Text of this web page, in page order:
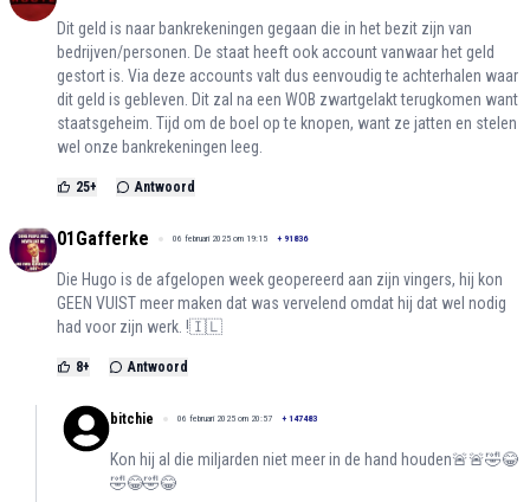
Dit geld is naar bankrekeningen gegaan die in het bezit zijn van
bedrijven/personen. De staat heeft ook account vanwaar het geld
gestort is. Via deze accounts valt dus eenvoudig te achterhalen waar
dit geld is gebleven. Dit zal na een WOB zwartgelakt terugkomen want
staatsgeheim. Tijd om de boel op te knopen, want ze jatten en stelen
wel onze bankrekeningen leeg.
25+ Antwoord
01Gafferke 06 februari 2025 om 19:15 + 91836
Die Hugo is de afgelopen week geopereerd aan zijn vingers, hij kon
GEEN VUIST meer maken dat was vervelend omdat hij dat wel nodig
had voor zijn werk. !🇮🇱
8+ Antwoord
bitchie 06 februari 2025 om 20:57 + 147483
Kon hij al die miljarden niet meer in de hand houden🚨🚨🤣😂
🤣😂🤣😂